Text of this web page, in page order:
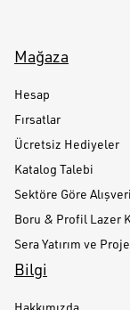
Mağaza
Hesap
Fırsatlar
Ücretsiz Hediyeler
Katalog Talebi
Sektöre Göre
Boru & Profil Lazer
Sera Yatırım ve
Bilgi
Hakkımızda